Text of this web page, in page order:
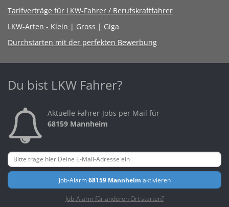
Tarifverträge für LKW-Fahrer / Berufskraftfahrer
LKW-Arten - Klein | Gross | Giga
Durchstarten mit der perfekten Bewerbung
Du bist LKW Fahrer?
Aktuelle Fahrer-Jobs per Mail für
68159 Mannheim
Job-Alarm68159 Mannheim aktivieren
Job-Alarm für anderen Ort starten?